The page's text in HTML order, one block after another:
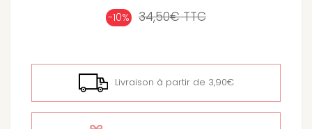
-10% 34,50€TTC
Livraison à partir de 3,90€